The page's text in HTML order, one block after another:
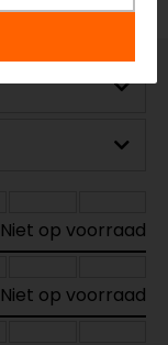
Niet op voorraad
Niet op voorraad